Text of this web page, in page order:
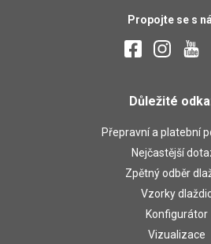
Propojte se s
Důležité
Přepravní a platební
Nejčastější
Zpětný odběr
Vzorky
Konfigurátor
Vizualizace